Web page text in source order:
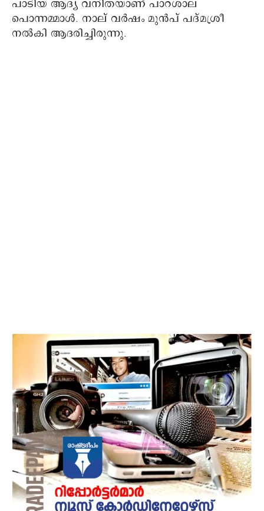
പാടിയ ആദ്യ വനിതയാണ് പാറശാല
പൊന്നമ്മാള്‍. നാല് വര്‍ഷം മുൻപ് പദ്‌മശ്രീ
നല്‍കി ആദരിച്ചിരുന്നു.